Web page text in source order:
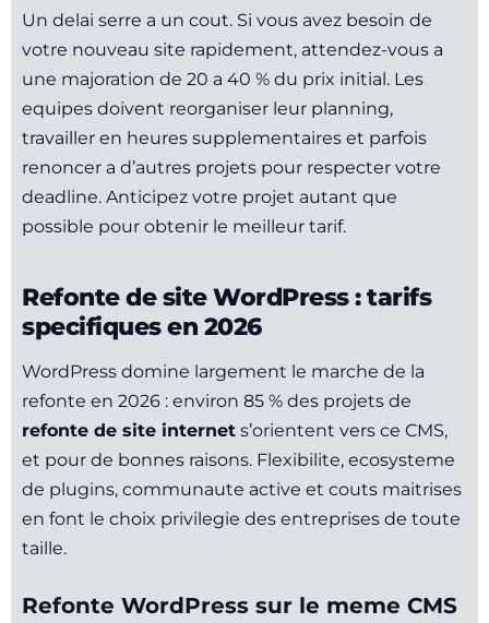
Un delai serre a un cout. Si vous avez besoin de
votre nouveau site rapidement, attendez-vous a
une majoration de 20 a 40 % du prix initial. Les
equipes doivent reorganiser leur planning,
travailler en heures supplementaires et parfois
renoncer a d’autres projets pour respecter votre
deadline. Anticipez votre projet autant que
possible pour obtenir le meilleur tarif.
Refonte de site WordPress : tarifs
specifiques en 2026
WordPress domine largement le marche de la
refonte en 2026 : environ 85 % des projets de
refonte de site internet s’orientent vers ce CMS,
et pour de bonnes raisons. Flexibilite, ecosysteme
de plugins, communaute active et couts maitrises
en font le choix privilegie des entreprises de toute
taille.
Refonte WordPress sur le meme CMS